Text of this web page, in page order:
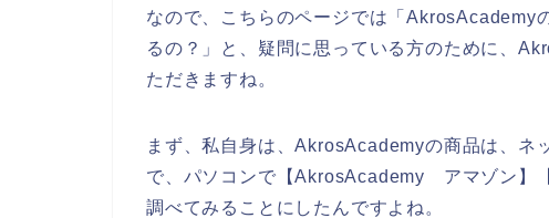
なので、こちらのページでは「AkrosAcademy
るの？」と、疑問に思っている方のために、
ただきますね。
まず、私自身は、AkrosAcademyの商品は、ネ
で、パソコンで【AkrosAcademy アマゾン
調べてみることにしたんですよね。